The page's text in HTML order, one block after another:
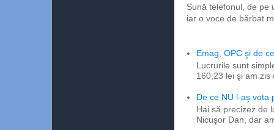
Sună telefonul, de pe
iar o voce de bărbat
Emag, OPC şi de
Lucrurile sunt
160,23 lei şi am
De ce NU l-aş vota
Hai să precizez de
Nicuşor Dan, dar